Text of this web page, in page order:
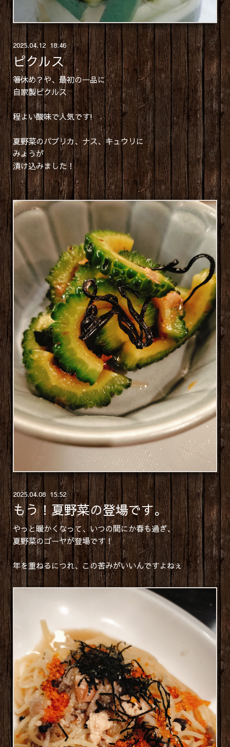
2025.04.12 18:46
ピクルス
箸休め？や、最初の一品に
自家製ピクルス
程よい酸味で人気です!
夏野菜のパプリカ、ナス、キュウリに
みょうが
漬け込みました！
2025.04.08 15:52
もう！夏野菜の登場です。
やっと暖かくなって、いつの間にか春も過ぎ、
夏野菜のゴーヤが登場です！
年を重ねるにつれ、この苦みがいいんですよねぇ